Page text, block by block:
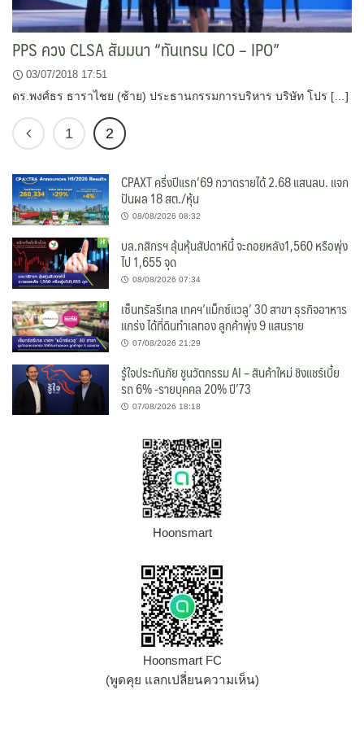
PPS ควง CLSA สัมมนา “ทันเทรน ICO – IPO”
03/07/2018 17:51
ดร.พงศ์ธร ธาราไชย (ซ้าย) ประธานกรรมการบริหาร บริษัท โปร […]
1 2
CPAXT ครึ่งปีแรก’69 กวาดรายได้ 2.68 แสนลบ. แจก
ปันผล 18 สต./หุ้น
08/08/2026 08:32
บล.กสิกรฯ ลุ้นหุ้นสัปดาห์นี้ จะถอยหลัง1,560 หรือพุ่ง
ไป 1,655 จุด
08/08/2026 07:34
เซ็นทรัลรีเทล เทคฯ’แม็กซ์แวลู’ 30 สาขา ธุรกิจอาหาร
แกร่ง ได้ที่ดินทำเลทอง ลูกค้าพุ่ง 9 แสนราย
07/08/2026 21:29
รู้ใจประกันภัย ชูนวัตกรรม AI – สินค้าใหม่ ชิงแชร์เบี้ย
รถ 6% -รายบุคคล 20% ปี’73
07/08/2026 18:18
Hoonsmart
Hoonsmart FC
(พูดคุย แลกเปลี่ยนความเห็น)